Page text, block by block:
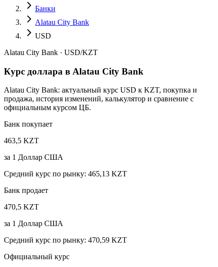
Банки
Alatau City Bank
USD
Alatau City Bank · USD/KZT
Курс доллара в Alatau City Bank
Alatau City Bank: актуальный курс USD к KZT, покупка и
продажа, история изменений, калькулятор и сравнение с
официальным курсом ЦБ.
Банк покупает
463,5 KZT
за 1 Доллар США
Средний курс по рынку: 465,13 KZT
Банк продает
470,5 KZT
за 1 Доллар США
Средний курс по рынку: 470,59 KZT
Официальный курс